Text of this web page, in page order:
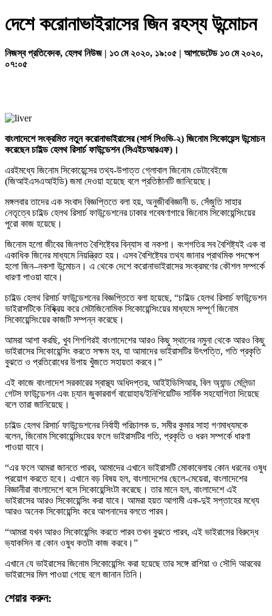
দেশে করোনাভাইরাসের জিন রহস্য উন্মোচন
নিজস্ব প্রতিবেদক, হেলথ নিউজ | ১৩ মে ২০২০, ১৯:০৫ | আপডেটেড ১৩ মে ২০২০,
০৭:০৫
বাংলাদেশে সংক্রমিত নতুন করোনাভাইরাসের (সার্স সিওভি-২) জিনোম সিকোয়েন্স উন্মোচন
করেছেন চাইল্ড হেলথ রিসার্চ ফাউন্ডেশন (সিএইচআরএফ)।
এরইমধ্যে জিনোম সিকোয়েন্সের তথ্য-উপাত্ত গ্লোবাল জিনোম ডেটাবেইজে
(জিআইএসএআইডি) জমা দেওয়া হয়েছে বলে প্রতিষ্ঠানটি জানিয়েছে।
মঙ্গলবার তাদের এক সংবাদ বিজ্ঞপ্তিতে বলা হয়, অনুজীববিজ্ঞানী ড. সেঁজুতি সাহার
নেতৃত্বে চাইল্ড হেলথ রিসার্চ ফাউন্ডেশনের ঢাকার গবেষণাগারে জিনোম সিকোয়েন্সিংয়ের
পুরো কাজ হয়েছে।
জিনোম হলো জীবের জিনগত বৈশিষ্ট্যের বিন্যাস বা নকশা। বংশগতির সব বৈশিষ্ট্যই এক বা
একাধিক জিনের মাধ্যমে নিয়ন্ত্রিত হয়। এসব বৈশিষ্ট্যের তথ্য জানার প্রাথমিক পদক্ষেপ
হলো জিন–নকশা উন্মোচন। এ থেকে দেশে করোনাভাইরাসের সংক্রমণের কৌশল সম্পর্কে
ধারণা পাওয়া যাবে।
চাইল্ড হেলথ রিসার্চ ফাউন্ডেশনের বিজ্ঞপ্তিতে বলা হয়েছে, “চাইল্ড হেলথ রিসার্চ ফাউন্ডেশন
ভাইরাসটিকে নিষ্ক্রিয় করে মেটাজিনোমিক সিকোয়েন্সিংয়ের মাধ্যমে সম্পূর্ণ জিনোম
সিকোয়েন্সিংয়ের কাজটি সম্পন্ন করেছে।
আমরা আশা করছি, খুব শিগগিরই বাংলাদেশের আরও কিছু স্থানের নমুনা থেকে আরও কিছু
ভাইরাসের সিকোয়েন্সিং করতে সক্ষম হব, যা আমাদের ভাইরাসটির উৎপত্তি, গতি প্রকৃতি
বুঝতে ও প্রতিরোধের উপায় খুঁজতে সহায়তা করবে।”
এই কাজে বাংলাদেশ সরকারের স্বাস্থ্য অধিদপ্তর, আইইডিসিআর, বিল অ্যান্ড মেলিন্ডা
গেটস ফাউন্ডেশন এবং চ্যান জুকারবার্গ বায়োহাব/ইনিশিয়েটিভ সার্বিক সহযোগিতা দিয়েছে
বলে তারা জানিয়েছে।
চাইল্ড হেলথ রিসার্চ ফাউন্ডেশনের নির্বাহী পরিচালক ড. সমীর কুমার সাহা গণমাধ্যমকে
বলেন, জিনোম সিকোয়েন্সিংয়ের ফলে ভাইরাসটির গতি, প্রকৃতি ও ধরন সম্পর্কে ধারণা
পাওয়া যাবে।
“এর ফলে আমরা জানতে পারব, আমাদের এখানে ভাইরাসটি মোকাবেলায় কোন ধরনের ওষুধ
প্রয়োগ করতে হবে। এখানে বড় বিষয় হল, বাংলাদেশের ছেলে-মেয়েরা, বাংলাদেশের
বিজ্ঞানীরা বাংলাদেশে বসে সিকোয়েন্সিংটা করেছে। তার মানে হল, বাংলাদেশে এই
ভাইরাসের আরও সিকোয়েন্সিং করা যাবে। আমরা হয়ত আগামী এক-দুই সপ্তাহের মধ্যে
আরও অনেক সিকোয়েন্সিং করে আপনাদের বলতে পারব।
“আমরা যখন আরও সিকোয়েন্সিং করতে পারব তখন বুঝতে পারব, এই ভাইরাসের বিরুদ্ধে
ভ্যাকসিন বা কোন ওষুধ কতটা কাজ করবে।”
এখানে যে ভাইরাসের জিনোম সিকোয়েন্সিং করা হয়েছে তার সঙ্গে রাশিয়া ও সৌদি আরবের
ভাইরাসের মিল পাওয়া গেছে বলে জানান তিনি।
শেয়ার করুন: